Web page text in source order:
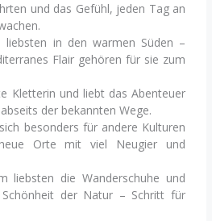
und das Gefühl, jeden Tag an
in den warmen Süden –
Flair gehören für sie zum
Kletterin und liebt das Abenteuer
der bekannten Wege.
besonders für andere Kulturen
Orte mit viel Neugier und
liebsten die Wanderschuhe und
der Natur – Schritt für